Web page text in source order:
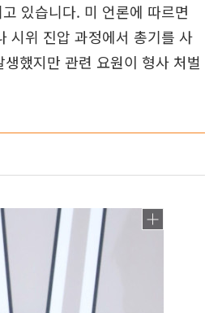
있습니다. 미 언론에 따르면
시위 진압 과정에서 총기를 사
했지만 관련 요원이 형사 처벌